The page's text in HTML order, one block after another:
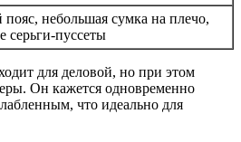
небольшая сумка на плечо,
серьги-пуссеты
для деловой, но при этом
Он кажется одновременно
что идеально для